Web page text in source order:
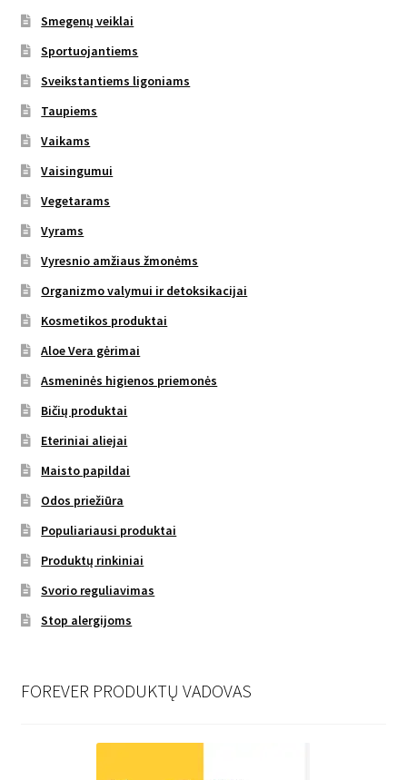
Smegenų veiklai
Sportuojantiems
Sveikstantiems ligoniams
Taupiems
Vaikams
Vaisingumui
Vegetarams
Vyrams
Vyresnio amžiaus žmonėms
Organizmo valymui ir detoksikacijai
Kosmetikos produktai
Aloe Vera gėrimai
Asmeninės higienos priemonės
Bičių produktai
Eteriniai aliejai
Maisto papildai
Odos priežiūra
Populiariausi produktai
Produktų rinkiniai
Svorio reguliavimas
Stop alergijoms
FOREVER PRODUKTŲ VADOVAS